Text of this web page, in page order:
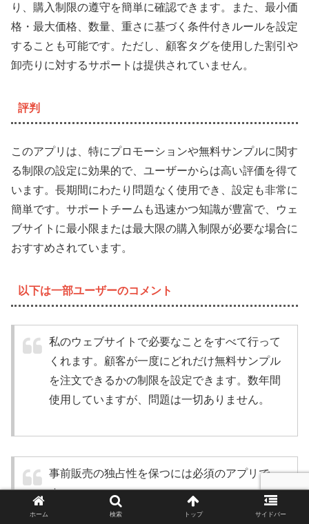
り、購入制限の遵守を簡単に確認できます。また、最小価
格・最大価格、数量、重さに基づく条件付きルールを設定
することも可能です。ただし、顧客タグを使用した割引や
卸売りに対するサポートは提供されていません。
評判
このアプリは、特にプロモーションや無料サンプルに関す
る制限の設定に効果的で、ユーザーからは高い評価を得て
います。長期間にわたり問題なく使用でき、設定も非常に
簡単です。サポートチームも迅速かつ知識が豊富で、ウェ
ブサイトに最小限または最大限の購入制限が必要な場合に
おすすめされています。
以下は一部ユーザーのコメント
私のウェブサイトで必要なことをすべて行って
くれます。顧客が一度にどれだけ無料サンプル
を注文できるかの制限を設定できます。数年間
使用していますが、問題は一切ありません。
事前販売の独占性を保つには必須のアプリで
す。
ホーム 検索 トップ サイドバー